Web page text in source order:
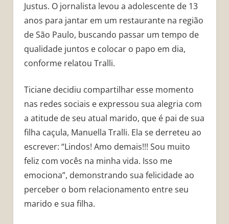
Justus. O jornalista levou a adolescente de 13
anos para jantar em um restaurante na região
de São Paulo, buscando passar um tempo de
qualidade juntos e colocar o papo em dia,
conforme relatou Tralli.
Ticiane decidiu compartilhar esse momento
nas redes sociais e expressou sua alegria com
a atitude de seu atual marido, que é pai de sua
filha caçula, Manuella Tralli. Ela se derreteu ao
escrever: “Lindos! Amo demais!!! Sou muito
feliz com vocês na minha vida. Isso me
emociona”, demonstrando sua felicidade ao
perceber o bom relacionamento entre seu
marido e sua filha.